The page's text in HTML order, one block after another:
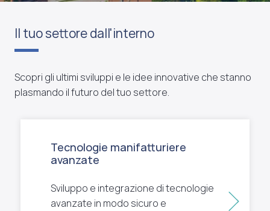
Il tuo settore dall'interno
Scopri gli ultimi sviluppi e le idee innovative che stanno
plasmando il futuro del tuo settore.
Tecnologie manifatturiere
avanzate
Sviluppo e integrazione di tecnologie
avanzate in modo sicuro e